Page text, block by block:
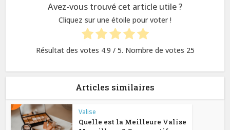
Avez-vous trouvé cet article utile ?
Cliquez sur une étoile pour voter !
Résultat des votes 4.9 / 5. Nombre de votes 25
Articles similaires
Valise
Quelle est la Meilleure Valise